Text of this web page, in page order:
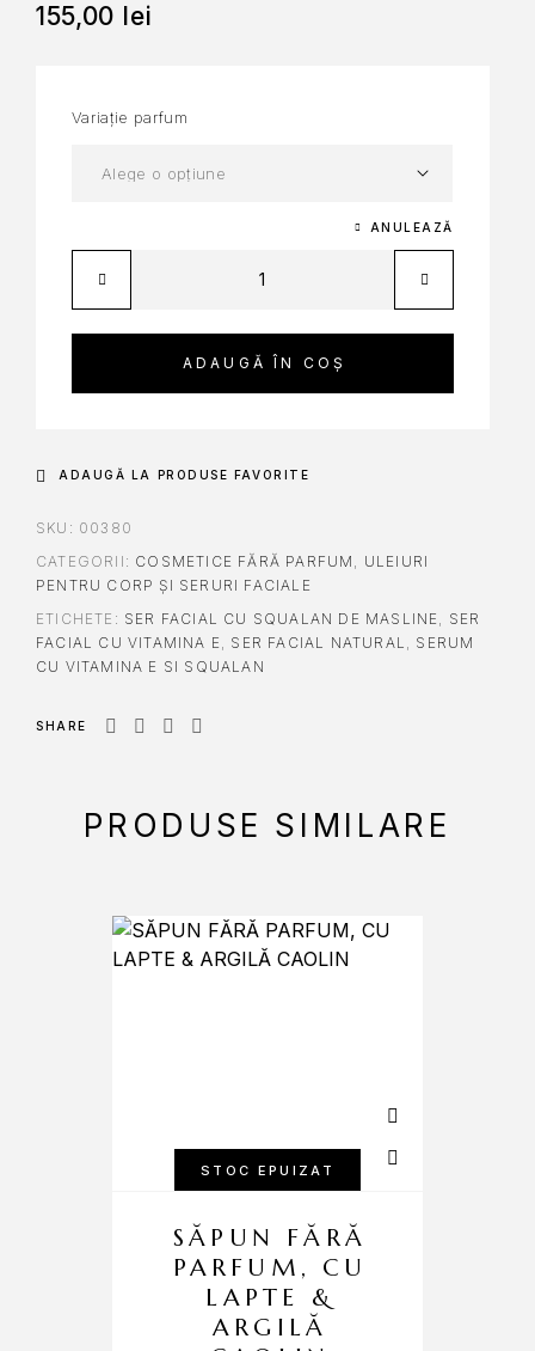
155,00 lei
Variație parfum
ANULEAZĂ
ADAUGĂ ÎN COȘ
ADAUGĂ LA PRODUSE FAVORITE
SKU: 00380
CATEGORII: COSMETICE FĂRĂ PARFUM , ULEIURI
PENTRU CORP ȘI SERURI FACIALE
ETICHETE: SER FACIAL CU SQUALAN DE MASLINE, SER
FACIAL CU VITAMINA E, SER FACIAL NATURAL , SERUM
CU VITAMINA E SI SQUALAN
SHARE
PRODUSE SIMILARE
STOC EPUIZAT
SĂPUN FĂRĂ
PARFUM, CU
LAPTE &
ARGILĂ